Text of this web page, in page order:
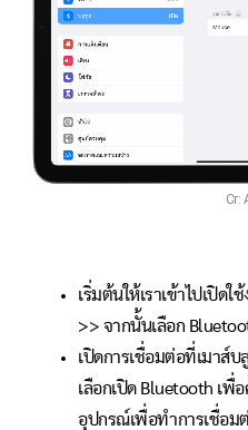
Cr:
เริ่มต้นให้เราเข้าไปเปิด
>> จากนั้นเลือก
เปิดการเชื่อมต่อที่เมาส์
เลือกเปิด Bluetooth เ
อุปกรณ์เพื่อทำการเชื่อม